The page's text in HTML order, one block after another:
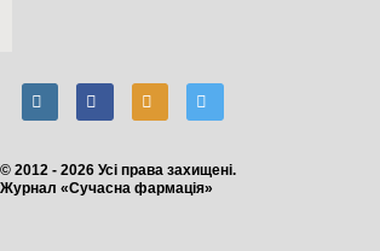
© 2012 - 2026 Усі права захищені.
Журнал «Сучасна фармація»